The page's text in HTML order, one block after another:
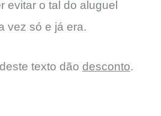
evitar o tal do aluguel
vez só e já era.
texto dão desconto.